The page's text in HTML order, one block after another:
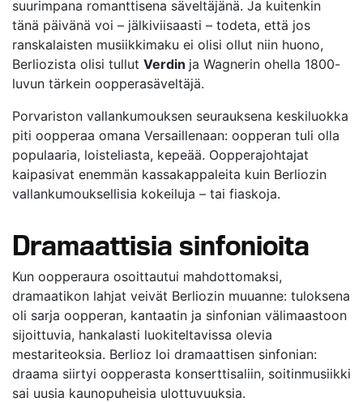
suurimpana romanttisena säveltäjänä. Ja kuitenkin
tänä päivänä voi – jälkiviisaasti – todeta, että jos
ranskalaisten musiikkimaku ei olisi ollut niin huono,
Berliozista olisi tullut Verdin ja Wagnerin ohella 1800-
luvun tärkein oopperasäveltäjä.
Porvariston vallankumouksen seurauksena keskiluokka
piti oopperaa omana Versaillenaan: oopperan tuli olla
populaaria, loisteliasta, kepeää. Oopperajohtajat
kaipasivat enemmän kassakappaleita kuin Berliozin
vallankumouksellisia kokeiluja – tai fiaskoja.
Dramaattisia sinfonioita
Kun oopperaura osoittautui mahdottomaksi,
dramaatikon lahjat veivät Berliozin muuanne: tuloksena
oli sarja oopperan, kantaatin ja sinfonian välimaastoon
sijoittuvia, hankalasti luokiteltavissa olevia
mestariteoksia. Berlioz loi dramaattisen sinfonian:
draama siirtyi oopperasta konserttisaliin, soitinmusiikki
sai uusia kaunopuheisia ulottuvuuksia.